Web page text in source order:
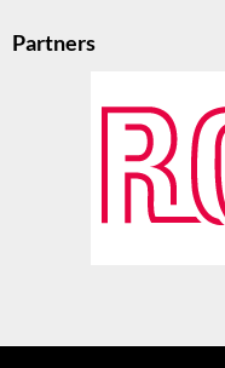
Partners